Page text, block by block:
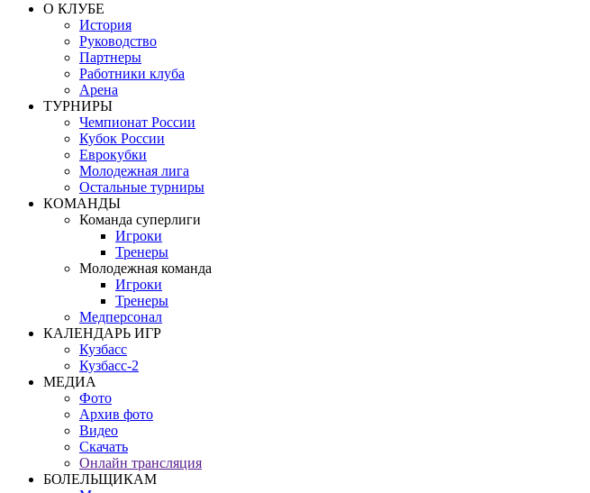
О КЛУБЕ
История
Руководство
Партнеры
Работники клуба
Арена
ТУРНИРЫ
Чемпионат России
Кубок России
Еврокубки
Молодежная лига
Остальные турниры
КОМАНДЫ
Команда суперлиги
Игроки
Тренеры
Молодежная команда
Игроки
Тренеры
Медперсонал
КАЛЕНДАРЬ ИГР
Кузбасс
Кузбасс-2
МЕДИА
Фото
Архив фото
Видео
Скачать
Онлайн трансляция
БОЛЕЛЬЩИКАМ